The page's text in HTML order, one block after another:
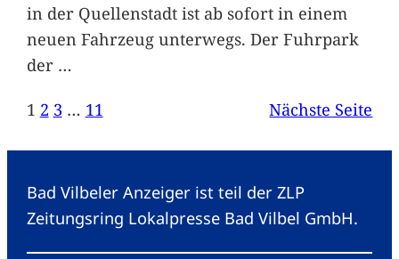
in der Quellenstadt ist ab sofort in einem
neuen Fahrzeug unterwegs. Der Fuhrpark
der …
1 2 3 … 11 Nächste Seite
Bad Vilbeler Anzeiger ist teil der ZLP
Zeitungsring Lokalpresse Bad Vilbel GmbH.